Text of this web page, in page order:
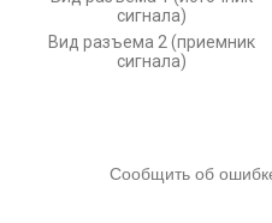
сигнала)
Вид разъема 2 (приемник
сигнала)
Сообщить об